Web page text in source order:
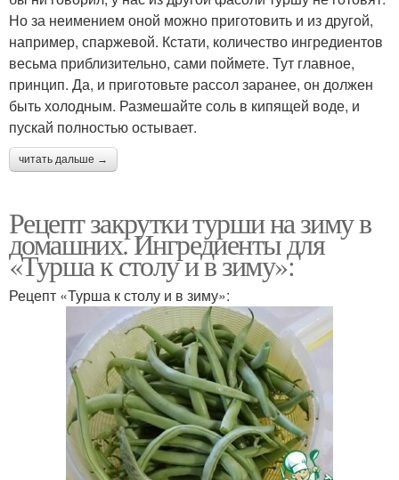
Но за неимением оной можно приготовить и из другой,
например, спаржевой. Кстати, количество ингредиентов
весьма приблизительно, сами поймете. Тут главное,
принцип. Да, и приготовьте рассол заранее, он должен
быть холодным. Размешайте соль в кипящей воде, и
пускай полностью остывает.
читать дальше →
Рецепт закрутки турши на зиму в
домашних. Ингредиенты для
«Турша к столу и в зиму»:
Рецепт «Турша к столу и в зиму»: